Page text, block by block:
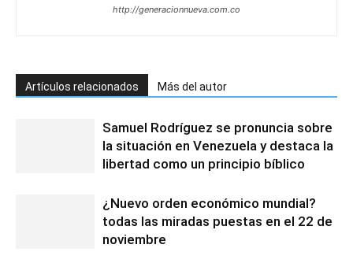
http://generacionnueva.com.co
Artículos relacionados Más del autor
Samuel Rodríguez se pronuncia sobre
la situación en Venezuela y destaca la
libertad como un principio bíblico
¿Nuevo orden económico mundial?
todas las miradas puestas en el 22 de
noviembre